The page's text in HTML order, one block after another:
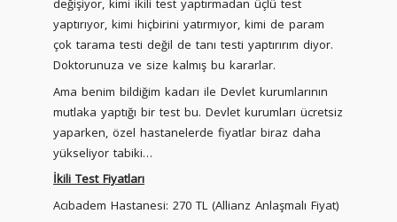
değişiyor, kimi ikili test yaptırmadan üçlü test
yaptırıyor, kimi hiçbirini yatırmıyor, kimi de param
çok tarama testi değil de tanı testi yaptırırım diyor.
Doktorunuza ve size kalmış bu kararlar.
Ama benim bildiğim kadarı ile Devlet kurumlarının
mutlaka yaptığı bir test bu. Devlet kurumları ücretsiz
yaparken, özel hastanelerde fiyatlar biraz daha
yükseliyor tabiki…
İkili Test Fiyatları
Acıbadem Hastanesi: 270 TL (Allianz Anlaşmalı Fiyat)